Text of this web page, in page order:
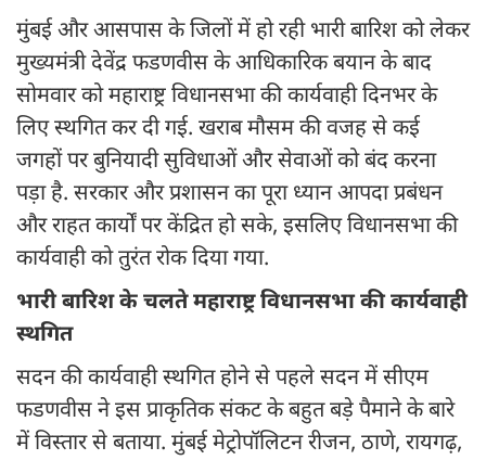
मुंबई और आसपास के जिलों में हो रही भारी बारिश को लेकर
मुख्यमंत्री देवेंद्र फडणवीस के आधिकारिक बयान के बाद
सोमवार को महाराष्ट्र विधानसभा की कार्यवाही दिनभर के
लिए स्थगित कर दी गई. खराब मौसम की वजह से कई
जगहों पर बुनियादी सुविधाओं और सेवाओं को बंद करना
पड़ा है. सरकार और प्रशासन का पूरा ध्यान आपदा प्रबंधन
और राहत कार्यों पर केंद्रित हो सके, इसलिए विधानसभा की
कार्यवाही को तुरंत रोक दिया गया.
भारी बारिश के चलते महाराष्ट्र विधानसभा की कार्यवाही
स्थगित
सदन की कार्यवाही स्थगित होने से पहले सदन में सीएम
फडणवीस ने इस प्राकृतिक संकट के बहुत बड़े पैमाने के बारे
में विस्तार से बताया. मुंबई मेट्रोपॉलिटन रीजन, ठाणे, रायगढ़,